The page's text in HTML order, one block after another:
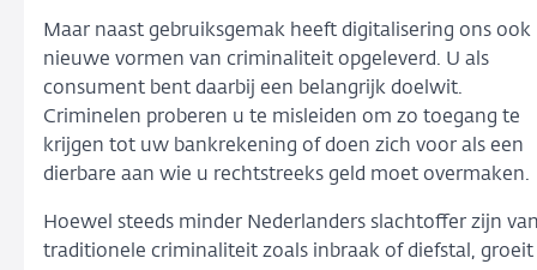
Maar naast gebruiksgemak heeft digitalisering ons ook
nieuwe vormen van criminaliteit opgeleverd. U als
consument bent daarbij een belangrijk doelwit.
Criminelen proberen u te misleiden om zo toegang te
krijgen tot uw bankrekening of doen zich voor als een
dierbare aan wie u rechtstreeks geld moet overmaken.
Hoewel steeds minder Nederlanders slachtoffer zijn
traditionele criminaliteit zoals inbraak of diefstal, groeit